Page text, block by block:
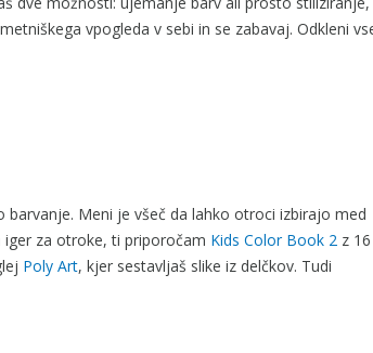
vpogleda v sebi in se zabavaj. Odkleni
Meni je všeč da lahko otroci izbirajo med
za otroke, ti priporočam Kids Color Book 2 z 16
Poly Art, kjer sestavljaš slike iz delčkov. Tudi